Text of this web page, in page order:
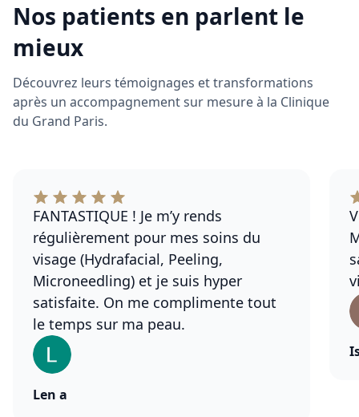
Nos patients en parlent le
mieux
Découvrez leurs témoignages et transformations
après un accompagnement sur mesure à la Clinique
du Grand Paris.
FANTASTIQUE ! Je m’y rends
régulièrement pour mes soins du
visage (Hydrafacial, Peeling,
Microneedling) et je suis hyper
satisfaite. On me complimente tout
le temps sur ma peau.
Len a